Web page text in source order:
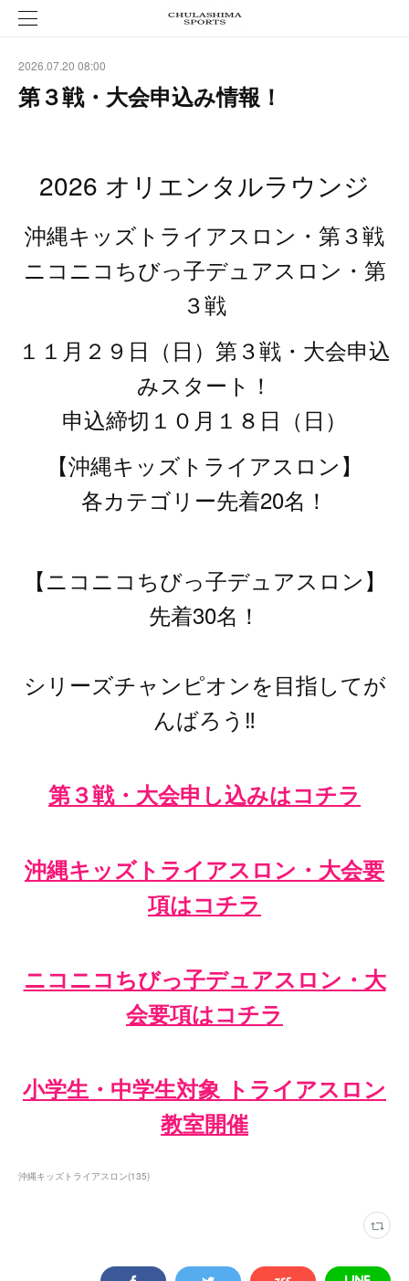
2026.07.20 08:00
第３戦・大会申込み情報！
2026 オリエンタルラウンジ
沖縄キッズトライアスロン・第３戦
ニコニコちびっ子デュアスロン・第
３戦
１１月２９日（日）第３戦・大会申込
みスタート！
申込締切１０月１８日（日）
【沖縄キッズトライアスロン】
各カテゴリー先着20名！
【ニコニコちびっ子デュアスロン】
先着30名！
シリーズチャンピオンを目指してが
んばろう‼️
第３戦・大会申し込みはコチラ
沖縄キッズトライアスロン・大会要
項はコチラ
ニコニコちびっ子デュアスロン・大
会要項はコチラ
小学生・中学生対象 トライアスロン
教室開催
沖縄キッズトライアスロン(135)